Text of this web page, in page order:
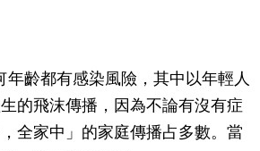
齡都有感染風險，其中以年輕人
的飛沫傳播，因為不論有沒有症
全家中」的家庭傳播占多數。當